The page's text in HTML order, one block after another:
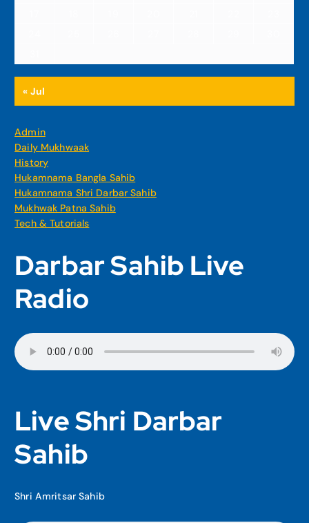
« Jul
Admin
Daily Mukhwaak
History
Hukamnama Bangla Sahib
Hukamnama Shri Darbar Sahib
Mukhwak Patna Sahib
Tech & Tutorials
Darbar Sahib Live
Radio
Live Shri Darbar
Sahib
Shri Amritsar Sahib